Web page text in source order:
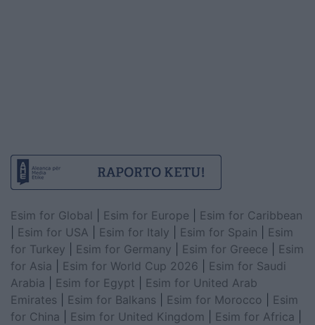
Esim for Global Esim for Europe
Esim for Caribbean
Esim for USA Esim for Italy Esim for Spain
Esim
for Turkey
Esim for Germany Esim for Greece
Esim
for Asia
Esim for World Cup 2026
Esim for Saudi
Arabia
Esim for Egypt
Esim for United Arab
Emirates
Esim for Balkans Esim for Morocco
Esim
for China
Esim for United Kingdom Esim for Africa